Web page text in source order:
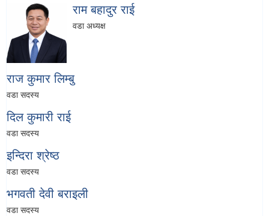
राम बहादुर राई
वडा अध्यक्ष
राज कुमार लिम्बु
वडा सदस्य
दिल कुमारी राई
वडा सदस्य
इन्दिरा श्रेष्ठ
वडा सदस्य
भगवती देवी बराइली
वडा सदस्य